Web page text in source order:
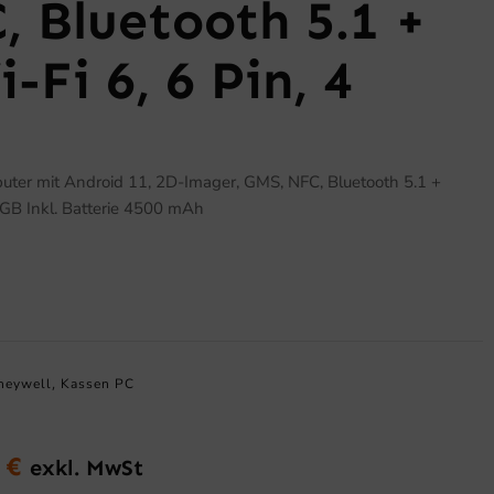
Bluetooth 5.1 +
Fi 6, 6 Pin, 4
mit Android 11, 2D-Imager, GMS, NFC, Bluetooth 5.1 +
Inkl. Batterie 4500 mAh
, Kassen PC
€ Aktueller
exkl. MwSt